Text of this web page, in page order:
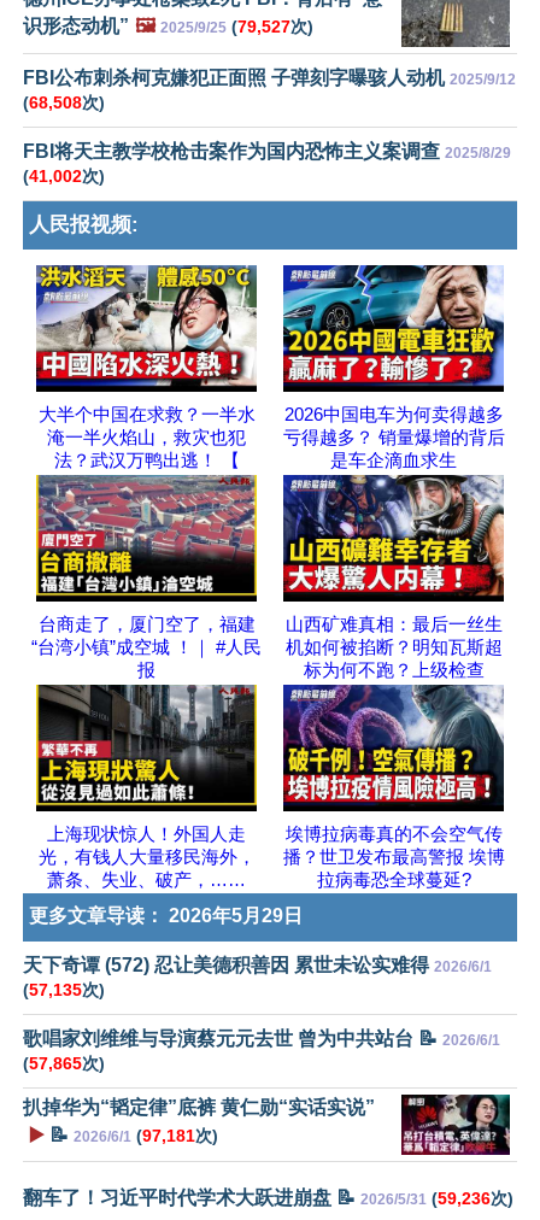
识形态动机” 🖼️ 2025/9/25 (79,527次)
FBI公布刺杀柯克嫌犯正面照 子弹刻字曝骇人动机 2025/9/12
(68,508次)
FBI将天主教学校枪击案作为国内恐怖主义案调查 2025/8/29
(41,002次)
人民报视频:
大半个中国在求救？一半水
淹一半火焰山，救灾也犯
法？武汉万鸭出逃！ 【
2026中国电车为何卖得越多
亏得越多？ 销量爆增的背后
是车企滴血求生
台商走了，厦门空了，福建
“台湾小镇”成空城 ！｜ #人民
报
山西矿难真相：最后一丝生
机如何被掐断？明知瓦斯超
标为何不跑？上级检查
上海现状惊人！外国人走
光，有钱人大量移民海外，
萧条、失业、破产，……
埃博拉病毒真的不会空气传
播？世卫发布最高警报 埃博
拉病毒恐全球蔓延?
更多文章导读： 2026年5月29日
天下奇谭 (572) 忍让美德积善因 累世未讼实难得 2026/6/1
(57,135次)
歌唱家刘维维与导演蔡元元去世 曾为中共站台 📝 2026/6/1
(57,865次)
扒掉华为“韬定律”底裤 黄仁勋“实话实说”
▶️ 📝 2026/6/1 (97,181次)
翻车了！习近平时代学术大跃进崩盘 📝 2026/5/31 (59,236次)